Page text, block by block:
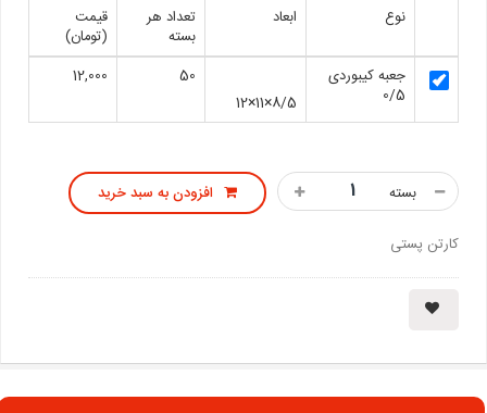
نوع ابعاد
تعداد هر
بسته
قیمت
(تومان)
جعبه کیبوردی
0/5
8/5×11×12
50
12,000
بسته افزودن به سبد خرید
کارتن پستی